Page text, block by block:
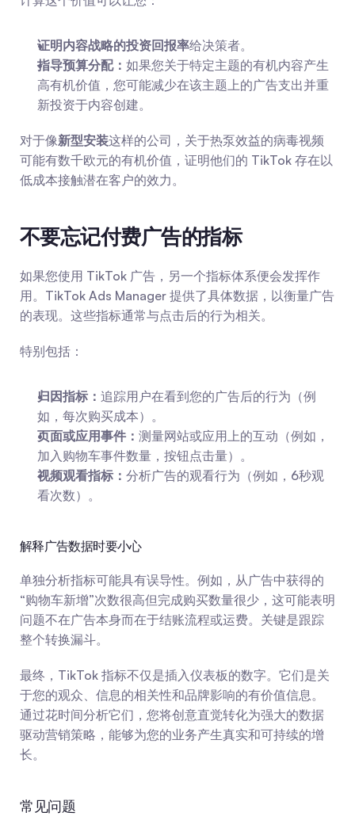
证明内容战略的投资回报率给决策者。
指导预算分配： 如果您关于特定主题的有机内容产生
高有机价值，您可能减少在该主题上的广告支出并重
新投资于内容创建。
对于像新型安装这样的公司，关于热泵效益的病毒视频
可能有数千欧元的有机价值，证明他们的 TikTok 存在以
低成本接触潜在客户的效力。
不要忘记付费广告的指标
如果您使用 TikTok 广告，另一个指标体系便会发挥作
用。TikTok Ads Manager 提供了具体数据，以衡量广告
的表现。这些指标通常与点击后的行为相关。
特别包括：
归因指标： 追踪用户在看到您的广告后的行为（例
如，每次购买成本）。
页面或应用事件： 测量网站或应用上的互动（例如，
加入购物车事件数量，按钮点击量）。
视频观看指标： 分析广告的观看行为（例如，6秒观
看次数）。
解释广告数据时要小心
单独分析指标可能具有误导性。例如，从广告中获得的
“购物车新增”次数很高但完成购买数量很少，这可能表明
问题不在广告本身而在于结账流程或运费。关键是跟踪
整个转换漏斗。
最终，TikTok 指标不仅是插入仪表板的数字。它们是关
于您的观众、信息的相关性和品牌影响的有价值信息。
通过花时间分析它们，您将创意直觉转化为强大的数据
驱动营销策略，能够为您的业务产生真实和可持续的增
长。
常见问题